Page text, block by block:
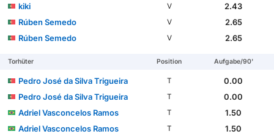
kiki
V
2.43
Rúben Semedo
V
2.65
Rúben Semedo
V 2.65
Torhüter Position Aufgabe/90'
Pedro José da Silva Trigueira T
0.00
Pedro José da Silva Trigueira
T
0.00
Adriel Vasconcelos Ramos
T
1.50
Adriel Vasconcelos Ramos
T
1.50